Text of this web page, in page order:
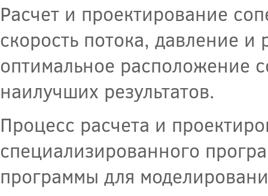
Расчет и проектирование
скорость потока, давление
оптимальное расположение
наилучших результатов.
Процесс расчета и
специализированного
программы для